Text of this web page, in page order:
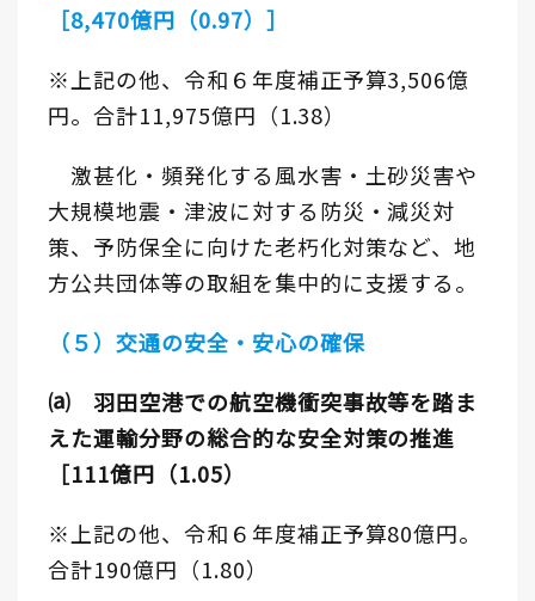
［8,470億円（0.97）］
※上記の他、令和６年度補正予算3,506億
円。合計11,975億円（1.38）
激甚化・頻発化する風水害・土砂災害や
大規模地震・津波に対する防災・減災対
策、予防保全に向けた老朽化対策など、地
方公共団体等の取組を集中的に支援する。
（５）交通の安全・安心の確保
⒜ 羽田空港での航空機衝突事故等を踏ま
えた運輸分野の総合的な安全対策の推進
［111億円（1.05）
※上記の他、令和６年度補正予算80億円。
合計190億円（1.80）